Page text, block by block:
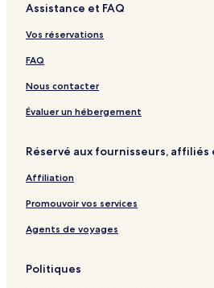
Assistance et FAQ
Vos réservations
FAQ
Nous contacter
Évaluer un hébergement
Réservé aux fournisseurs, affiliés
Affiliation
Promouvoir vos services
Agents de voyages
Politiques